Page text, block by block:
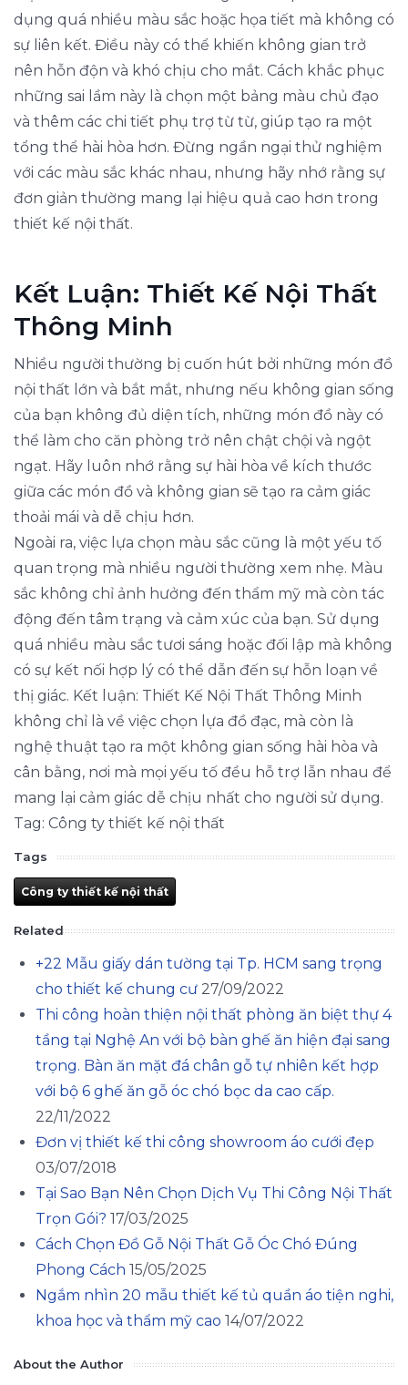
dụng quá nhiều màu sắc hoặc họa tiết mà không có
sự liên kết. Điều này có thể khiến không gian trở
nên hỗn độn và khó chịu cho mắt. Cách khắc phục
những sai lầm này là chọn một bảng màu chủ đạo
và thêm các chi tiết phụ trợ từ từ, giúp tạo ra một
tổng thể hài hòa hơn. Đừng ngần ngại thử nghiệm
với các màu sắc khác nhau, nhưng hãy nhớ rằng sự
đơn giản thường mang lại hiệu quả cao hơn trong
thiết kế nội thất.
Kết Luận: Thiết Kế Nội Thất
Thông Minh
Nhiều người thường bị cuốn hút bởi những món đồ
nội thất lớn và bắt mắt, nhưng nếu không gian sống
của bạn không đủ diện tích, những món đồ này có
thể làm cho căn phòng trở nên chật chội và ngột
ngạt. Hãy luôn nhớ rằng sự hài hòa về kích thước
giữa các món đồ và không gian sẽ tạo ra cảm giác
thoải mái và dễ chịu hơn.
Ngoài ra, việc lựa chọn màu sắc cũng là một yếu tố
quan trọng mà nhiều người thường xem nhẹ. Màu
sắc không chỉ ảnh hưởng đến thẩm mỹ mà còn tác
động đến tâm trạng và cảm xúc của bạn. Sử dụng
quá nhiều màu sắc tươi sáng hoặc đối lập mà không
có sự kết nối hợp lý có thể dẫn đến sự hỗn loạn về
thị giác. Kết luận: Thiết Kế Nội Thất Thông Minh
không chỉ là về việc chọn lựa đồ đạc, mà còn là
nghệ thuật tạo ra một không gian sống hài hòa và
cân bằng, nơi mà mọi yếu tố đều hỗ trợ lẫn nhau để
mang lại cảm giác dễ chịu nhất cho người sử dụng.
Tag: Công ty thiết kế nội thất
Tags
Công ty thiết kế nội thất
Related
+22 Mẫu giấy dán tường tại Tp. HCM sang trọng
cho thiết kế chung cư 27/09/2022
Thi công hoàn thiện nội thất phòng ăn biệt thự 4
tầng tại Nghệ An với bộ bàn ghế ăn hiện đại sang
trọng. Bàn ăn mặt đá chân gỗ tự nhiên kết hợp
với bộ 6 ghế ăn gỗ óc chó bọc da cao cấp.
22/11/2022
Đơn vị thiết kế thi công showroom áo cưới đẹp
03/07/2018
Tại Sao Bạn Nên Chọn Dịch Vụ Thi Công Nội Thất
Trọn Gói? 17/03/2025
Cách Chọn Đồ Gỗ Nội Thất Gỗ Óc Chó Đúng
Phong Cách 15/05/2025
Ngắm nhìn 20 mẫu thiết kế tủ quần áo tiện nghi,
khoa học và thẩm mỹ cao 14/07/2022
About the Author